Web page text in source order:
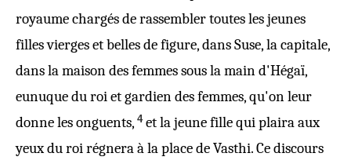
royaume chargés de rassembler toutes les jeunes
filles vierges et belles de figure, dans Suse, la capitale,
dans la maison des femmes sous la main d'Hégaï,
eunuque du roi et gardien des femmes, qu'on leur
donne les onguents, 4 et la jeune fille qui plaira aux
yeux du roi régnera à la place de Vasthi. Ce discours